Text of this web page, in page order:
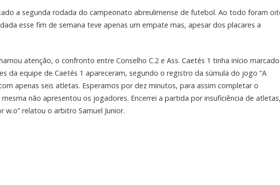
a segunda rodada do campeonato abreulimense de futebol. Ao todo foram
esse fim de semana teve apenas um empate mas, apesar dos placares a
atenção, o confronto entre Conselho C.2 e Ass. Caetés 1 tinha início marcado
da equipe de Caetés 1 apareceram, segundo o registro da súmula do jogo “A
apenas seis atletas. Esperamos por dez minutos, para assim completar o
não apresentou os jogadores. Encerrei a partida por insuficiência de
relatou o arbitro Samuel Junior.